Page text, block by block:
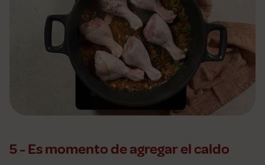
5 - Es momento de agregar el caldo